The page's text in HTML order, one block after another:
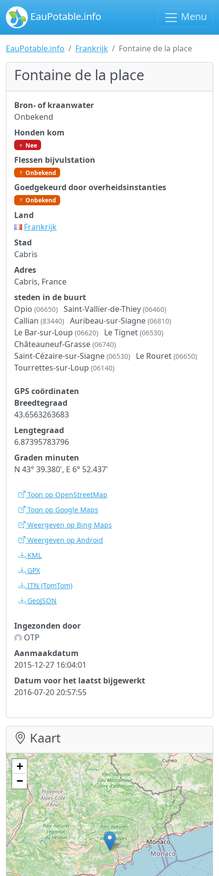
EauPotable.info Menu
EauPotable.info Frankrijk Fontaine de la place
Fontaine de la place
Bron- of kraanwater
Onbekend
Honden kom
Nee
Flessen bijvulstation
Onbekend
Goedgekeurd door overheidsinstanties
Onbekend
Land
Frankrijk
Stad
Cabris
Adres
Cabris, France
steden in de buurt
Opio (06650) Saint-Vallier-de-Thiey (06460)
Callian (83440) Auribeau-sur-Siagne (06810)
Le Bar-sur-Loup (06620) Le Tignet (06530)
Châteauneuf-Grasse (06740)
Saint-Cézaire-sur-Siagne (06530) Le Rouret (06650)
Tourrettes-sur-Loup (06140)
GPS coördinaten
Breedtegraad
43.6563263683
Lengtegraad
6.87395783796
Graden minuten
N 43° 39.380', E 6° 52.437'
Toon op OpenStreetMap
Toon op Google Maps
Weergeven op Bing Maps
Weergeven op Android
KML
GPX
ITN (TomTom)
GeoJSON
Ingezonden door
OTP
Aanmaakdatum
2015-12-27 16:04:01
Datum voor het laatst bijgewerkt
2016-07-20 20:57:55
Kaart
+
−